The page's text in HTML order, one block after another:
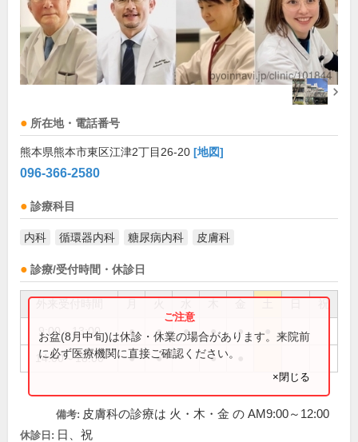
所在地・電話番号
熊本県熊本市東区江津2丁目26-20 [地図]
096-366-2580
診療科目
内科 循環器内科 糖尿病内科 皮膚科
診療/受付時間・休診日
祝
9:00～13:00 ● ● ● ● ●
14:00～18:00 ● ● ●
お盆(8月中旬)は休診・休業の場合があります。来院前
に必ず医療機関に直接ご確認ください。
×閉じる
備考: 皮膚科の診療は 火・木・金 の AM9:00～12:00
休診日: 日、祝